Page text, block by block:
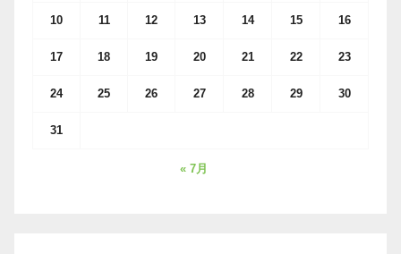
10 11 12 13 14 15 16
17 18 19 20 21 22 23
24 25 26 27 28 29 30
31
« 7月